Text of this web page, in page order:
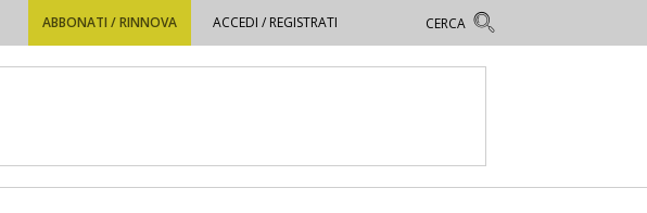
ABBONATI / RINNOVA ACCEDI / REGISTRATI